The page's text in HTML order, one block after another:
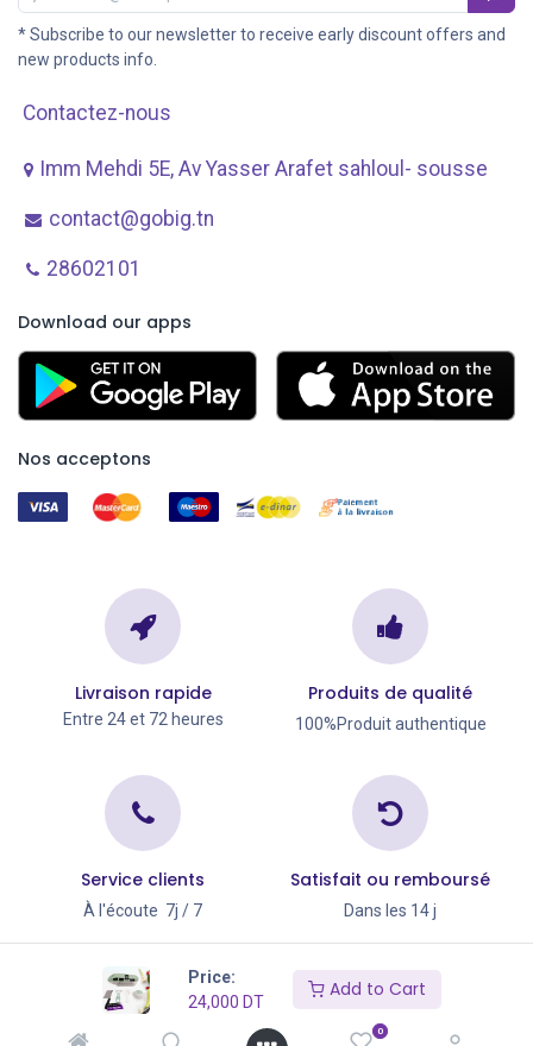
Price:
24,000 DT
Add to Cart
0
* Subscribe to our newsletter to receive early discount offers and
new products info.
Contactez-nous
Imm Mehdi 5E, Av ​Yasser Arafet sahloul- sousse
contact@gobig.tn
28602101
Download our apps
Nos acceptons
Livraison rapide
Entre 24 et 72 heures
Produits de qualité
100%Produit authentique
Service clients
À l'écoute 7j / 7
Satisfait ou remboursé
Dans les 14 j
Copyright © Go Big 2026